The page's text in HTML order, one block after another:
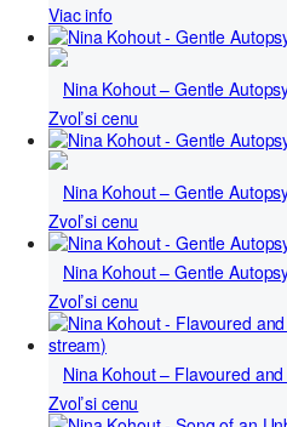
Viac info
Nina Kohout – Gentle
Zvoľ si cenu
Nina Kohout – Gentle
Zvoľ si cenu
Nina Kohout – Gentle
Zvoľ si cenu
Nina Kohout – Flavoured
Zvoľ si cenu